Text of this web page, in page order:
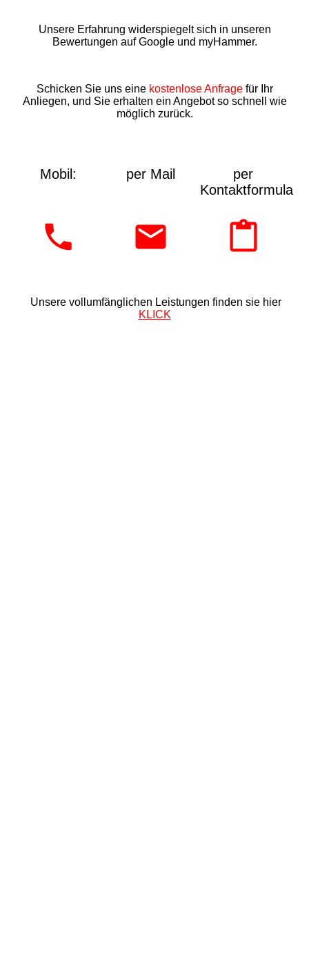
Unsere Erfahrung widerspiegelt sich in unseren
Bewertungen auf Google und myHammer.
Schicken Sie uns eine kostenlose Anfragefür Ihr
Anliegen, und Sie erhalten ein Angebot so schnell wie
möglich zurück.
Mobil: per Mail
per
Kontaktformular:
Unsere vollumfänglichen Leistungen finden sie hier
KLICK